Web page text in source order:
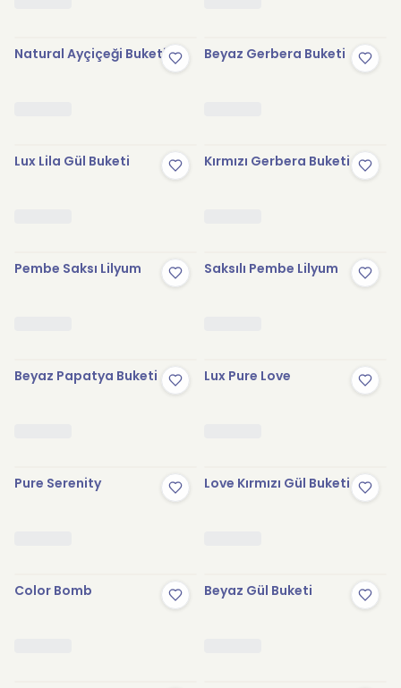
Natural Ayçiçeği Buketi Beyaz Gerbera Buketi
Lux Lila Gül Buketi Kırmızı Gerbera Buketi
Pembe Saksı Lilyum Saksılı Pembe Lilyum
Beyaz Papatya Buketi Lux Pure Love
Pure Serenity Love Kırmızı Gül Buketi
Color Bomb Beyaz Gül Buketi